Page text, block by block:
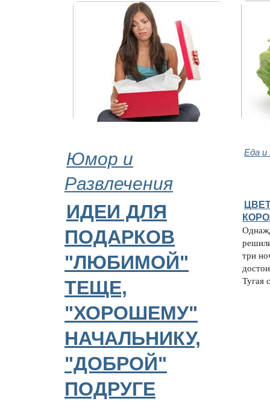
Юмор и
Развлечения
Еда и
ИДЕИ ДЛЯ
ПОДАРКОВ
"ЛЮБИМОЙ"
ТЕЩЕ,
"ХОРОШЕМУ"
НАЧАЛЬНИКУ,
"ДОБРОЙ"
ПОДРУГЕ
три
Тугая